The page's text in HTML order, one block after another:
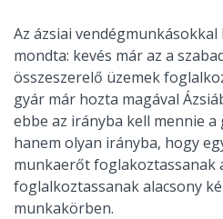
Az ázsiai
mondta: kevés már az a
összeszerelő üzemek
gyár már hozta magával
ebbe az irányba kell mennie
hanem olyan irányba, hogy
munkaerőt foglakoztassanak
foglalkoztassanak alacsony
munkakörben.